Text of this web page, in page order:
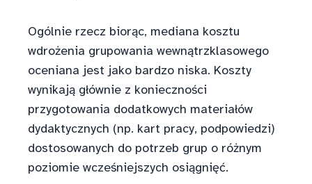
Ogólnie rzecz biorąc, mediana kosztu
wdrożenia grupowania wewnątrzklasowego
oceniana jest jako bardzo niska. Koszty
wynikają głównie z konieczności
przygotowania dodatkowych materiałów
dydaktycznych (np. kart pracy, podpowiedzi)
dostosowanych do potrzeb grup o różnym
poziomie wcześniejszych osiągnięć.